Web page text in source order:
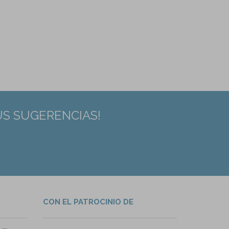
SUGERENCIAS!
CON EL PATROCINIO DE